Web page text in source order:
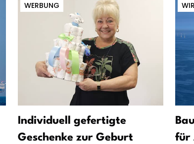
WERBUNG
Individuell gefertigte
Geschenke zur Geburt
für